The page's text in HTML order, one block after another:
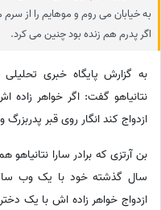
به خیابان می روم و موهایم را از
اگر پدرم هم زنده بود چنین می کرد.
به گزارش پایگاه خبری
نتانیاهو گفت: اگر خواهر
ازدواج کند انگار روی قبر
بن آرتزی که برادر سارا
سال گذشته خود با یک وب
ازدواج خواهر زاده اش با یک